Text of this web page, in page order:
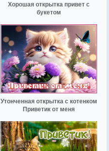
Хорошая открытка привет с
букетом
Утонченная открытка с котенком
Приветик от меня